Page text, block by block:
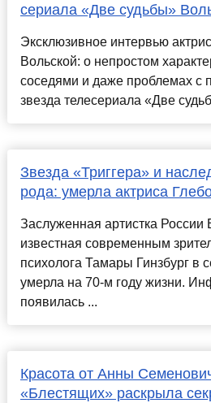
сериала «Две судьбы»
Эксклюзивное интервью
Вольской: о непростом
соседями и даже проблемах с
звезда телесериала «Две
Звезда «Триггера» и
рода: умерла актриса
Заслуженная артистка России
известная современным
психолога Тамары Гинзбург в
умерла на 70-м году жизни.
появилась ...
Красота от Анны
«Блестящих» раскрыла